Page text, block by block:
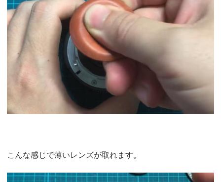
こんな感じで薄いレンズが取れます。